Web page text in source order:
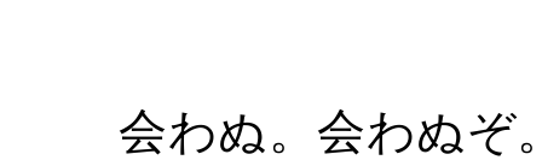
会わぬ。会わぬぞ